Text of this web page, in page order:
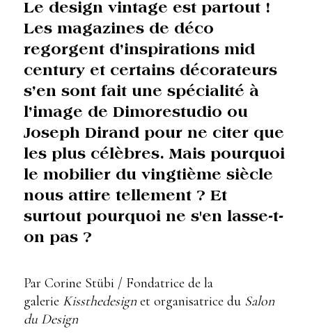
Le design vintage est partout !
Les magazines de déco
regorgent d’inspirations mid
century et certains décorateurs
s’en sont fait une spécialité à
l’image de Dimorestudio ou
Joseph Dirand pour ne citer que
les plus célèbres. Mais pourquoi
le mobilier du vingtième siècle
nous attire tellement ? Et
surtout pourquoi ne s'en lasse-t-
on pas ?
Par Corine Stübi / Fondatrice de la
galerie Kissthedesignet organisatrice du Salon
du Design